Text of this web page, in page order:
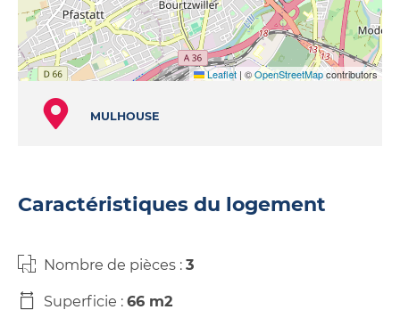
Leaflet | ©OpenStreetMapcontributors
MULHOUSE
Caractéristiques du logement
Nombre de pièces : 3
Superficie : 66 m2